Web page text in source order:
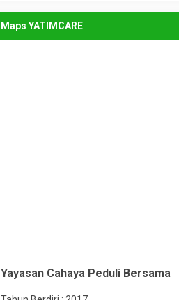
Maps YATIMCARE
Yayasan Cahaya Peduli Bersama